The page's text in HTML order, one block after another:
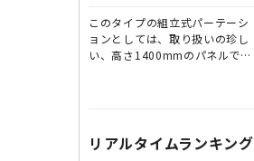
このタイプの組立式パーテーシ
ョンとしては、取り扱いの珍し
い、高さ1400mmのパネルで
と少し高すぎるなぁというお客
様のご要望にお応えするサイズ
リアルタイムランキング